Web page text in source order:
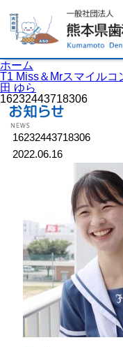
ホーム
T1 Miss＆Mrスマイル
田 ゆら
16232443718306
16232443718306
2022.06.16
ホーム
歯科医院検索
イベント案内
お知らせ
国保組合からのお知
会員専用ページ